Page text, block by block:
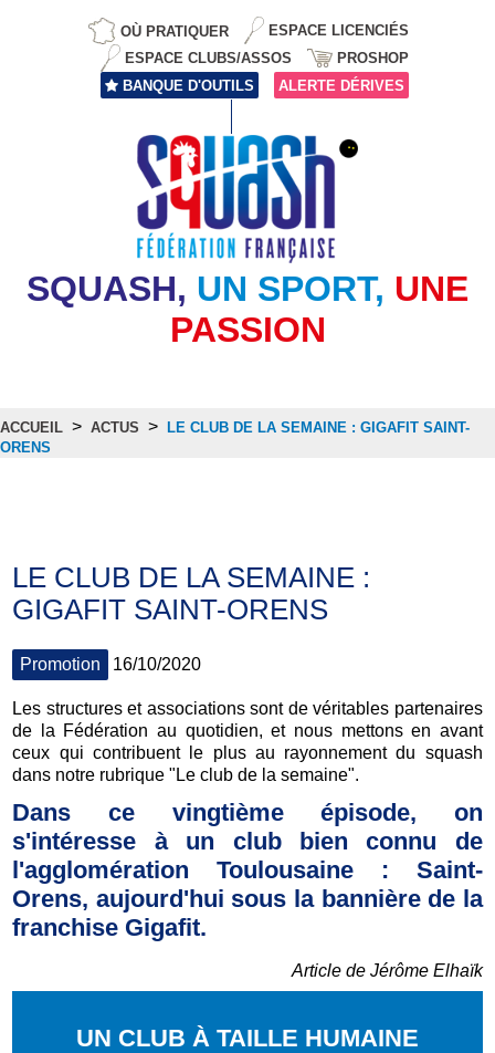
OÙ PRATIQUER
ESPACE LICENCIÉS
ESPACE CLUBS/ASSOS
PROSHOP
BANQUE D'OUTILS
ALERTE DÉRIVES
SQUASH, UN SPORT, UNE
PASSION
ACCUEIL > ACTUS > LE CLUB DE LA SEMAINE : GIGAFIT SAINT-
ORENS
LE CLUB DE LA SEMAINE :
GIGAFIT SAINT-ORENS
Promotion 16/10/2020
Les structures et associations sont de véritables partenaires
de la Fédération au quotidien, et nous mettons en avant
ceux qui contribuent le plus au rayonnement du squash
dans notre rubrique "Le club de la semaine".
Dans ce vingtième épisode, on
s'intéresse à un club bien connu de
l'agglomération Toulousaine : Saint-
Orens, aujourd'hui sous la bannière de la
franchise Gigafit.
Article de Jérôme Elhaïk
UN CLUB À TAILLE HUMAINE